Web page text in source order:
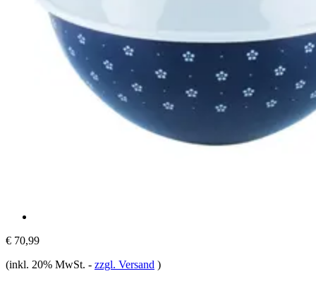
€ 70,99
(inkl. 20% MwSt. - zzgl. Versand )